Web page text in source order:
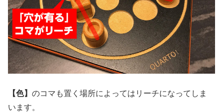
【色】のコマも置く場所によってはリーチになってしま
います。